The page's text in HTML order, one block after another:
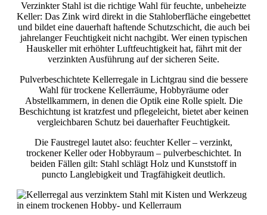
Verzinkter Stahl ist die richtige Wahl für feuchte, unbeheizte
Keller: Das Zink wird direkt in die Stahloberfläche eingebettet
und bildet eine dauerhaft haftende Schutzschicht, die auch bei
jahrelanger Feuchtigkeit nicht nachgibt. Wer einen typischen
Hauskeller mit erhöhter Luftfeuchtigkeit hat, fährt mit der
verzinkten Ausführung auf der sicheren Seite.
Pulverbeschichtete Kellerregale in Lichtgrau sind die bessere
Wahl für trockene Kellerräume, Hobbyräume oder
Abstellkammern, in denen die Optik eine Rolle spielt. Die
Beschichtung ist kratzfest und pflegeleicht, bietet aber keinen
vergleichbaren Schutz bei dauerhafter Feuchtigkeit.
Die Faustregel lautet also: feuchter Keller – verzinkt,
trockener Keller oder Hobbyraum – pulverbeschichtet. In
beiden Fällen gilt: Stahl schlägt Holz und Kunststoff in
puncto Langlebigkeit und Tragfähigkeit deutlich.